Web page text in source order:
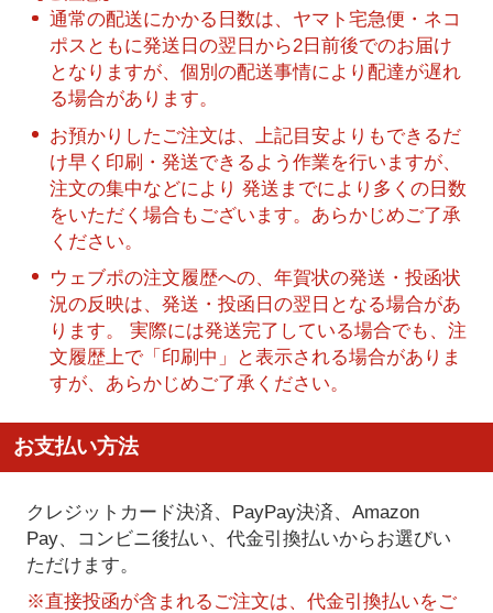
通常の配送にかかる日数は、ヤマト宅急便・ネコ
ポスともに発送日の翌日から2日前後でのお届け
となりますが、個別の配送事情により配達が遅れ
る場合があります。
お預かりしたご注文は、上記目安よりもできるだ
け早く印刷・発送できるよう作業を行いますが、
注文の集中などにより 発送までにより多くの日数
をいただく場合もございます。あらかじめご了承
ください。
ウェブポの注文履歴への、年賀状の発送・投函状
況の反映は、発送・投函日の翌日となる場合があ
ります。 実際には発送完了している場合でも、注
文履歴上で「印刷中」と表示される場合がありま
すが、あらかじめご了承ください。
お支払い方法
クレジットカード決済、PayPay決済、Amazon
Pay、コンビニ後払い、代金引換払いからお選びい
ただけます。
※直接投函が含まれるご注文は、代金引換払いをご